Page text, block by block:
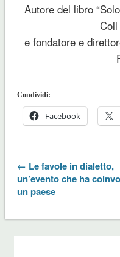
Autore del libro
e fondatore e
Condividi:
Facebook
← Le favole in dialetto,
un’evento che ha
un paese